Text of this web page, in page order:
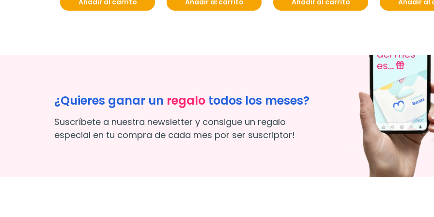
Añadir al carrito Añadir al carrito Añadir al carrito Añadir al
¿Quieres ganar un regalo todos los meses?
Suscríbete a nuestra newsletter y consigue un regalo
especial en tu compra de cada mes por ser suscriptor!